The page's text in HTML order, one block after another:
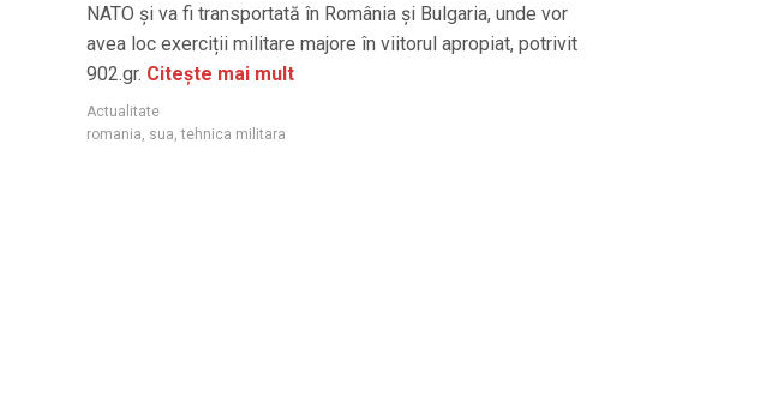
NATO și va fi transportată în România și Bulgaria, unde vor
avea loc exerciții militare majore în viitorul apropiat, potrivit
902.gr. Citește mai mult
Actualitate
romania sua ,tehnica militara